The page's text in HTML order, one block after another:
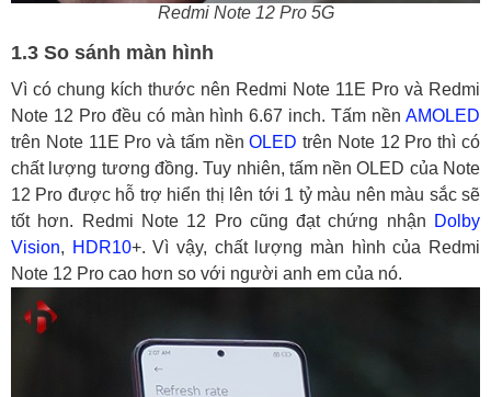
Redmi Note 12 Pro 5G
1.3 So sánh màn hình
Vì có chung kích thước nên Redmi Note 11E Pro và Redmi
Note 12 Pro đều có màn hình 6.67 inch. Tấm nền AMOLED
trên Note 11E Pro và tấm nềnOLED trên Note 12 Pro thì có
chất lượng tương đồng. Tuy nhiên, tấm nền OLED của Note
12 Pro được hỗ trợ hiển thị lên tới 1 tỷ màu nên màu sắc sẽ
tốt hơn. Redmi Note 12 Pro cũng đạt chứng nhận Dolby
Vision, HDR10+. Vì vậy, chất lượng màn hình của Redmi
Note 12 Pro cao hơn so với người anh em của nó.